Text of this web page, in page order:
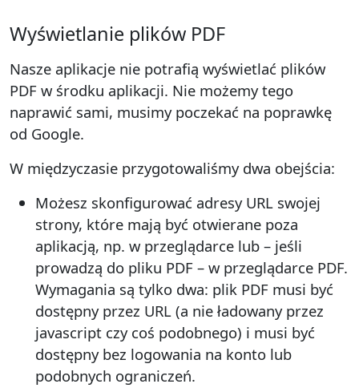
Wyświetlanie plików PDF
Nasze aplikacje nie potrafią wyświetlać plików
PDF w środku aplikacji. Nie możemy tego
naprawić sami, musimy poczekać na poprawkę
od Google.
W międzyczasie przygotowaliśmy dwa obejścia:
Możesz skonfigurować adresy URL swojej
strony, które mają być otwierane poza
aplikacją, np. w przeglądarce lub – jeśli
prowadzą do pliku PDF – w przeglądarce PDF.
Wymagania są tylko dwa: plik PDF musi być
dostępny przez URL (a nie ładowany przez
javascript czy coś podobnego) i musi być
dostępny bez logowania na konto lub
podobnych ograniczeń.